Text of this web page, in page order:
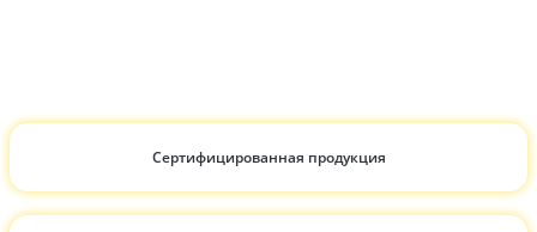
Сертифицированная продукция